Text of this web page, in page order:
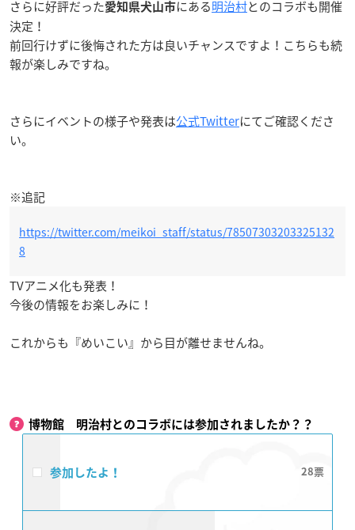
さらに好評だった愛知県犬山市にある明治村とのコラボも開催
決定！
前回行けずに後悔された方は良いチャンスですよ！こちらも続
報が楽しみですね。
さらにイベントの様子や発表は公式Twitterにてご確認くださ
い。
※追記
https://twitter.com/meikoi_staff/status/78507303203325132
8
TVアニメ化も発表！
今後の情報をお楽しみに！
これからも『めいこい』から目が離せませんね。
博物館 明治村とのコラボには参加されましたか？？
参加したよ！ 28